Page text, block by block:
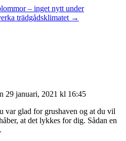
– inget nytt under
trädgådsklimatet →
29 januari, 2021 kl 16:45
var glad for grushaven og at du vil
at det lykkes for dig. Sådan en